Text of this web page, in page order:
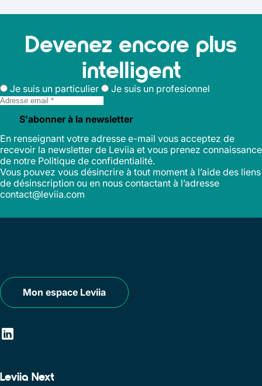
Devenez encore plus
intelligent
Je suis un particulier Je suis un profesionnel
S'abonner à la newsletter
En renseignant votre adresse e-mail vous acceptez de
recevoir la newsletter de Leviia et vous prenez connaissance
de notre Politique de confidentialité.
Vous pouvez vous désincrire à tout moment à l’aide des liens
de désinscription ou en nous contactant à l’adresse
contact@leviia.com
Mon espace Leviia
Leviia Next